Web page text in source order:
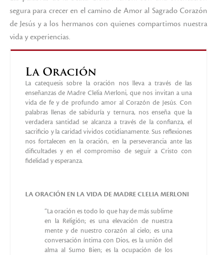
segura para crecer en el camino de Amor al Sagrado Corazón
de Jesús y a los hermanos con quienes compartimos nuestra
vida y experiencias.
La Eucaristía y el Sagrado
Corazón
La catequesis sobre la Eucaristía y el Sagrado Corazón nos
lleva a través de las enseñanzas de Madre Clelia Merloni, que
nos invitan a una vida de fe y de profundo amor al Corazón
de Jesús. Con palabras llenas de sabiduría y ternura, nos
enseña que la verdadera santidad se alcanza a través de la
confianza, el sacrificio y la caridad vividos cotidianamente.
Sus reflexiones nos fortalecen en la oración, en la
perseverancia ante las dificultades y en el compromiso de
LA EUCARISTÍA Y EL SAGRADO CORAZÓN DE JESÚS EN
MADRE CLELIA MERLONI
“Te dejo a los pies de Jesús Sacramentado, para
que desahogues delante de Él tus penas, tus